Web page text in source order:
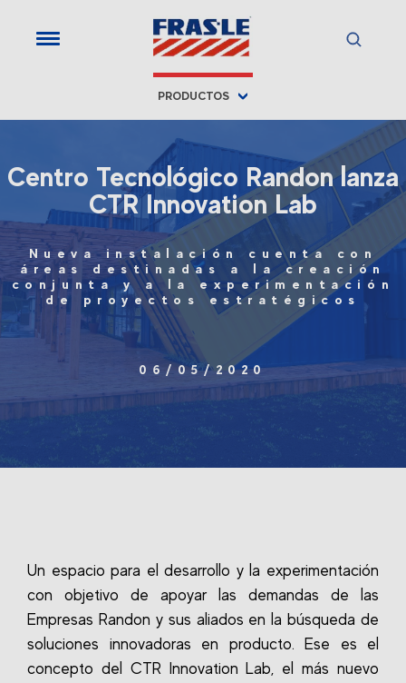
PRODUCTOS
Centro Tecnológico Randon lanza
CTR Innovation Lab
Nueva instalación cuenta con
áreas destinadas a la creación
conjunta y a la experimentación
de proyectos estratégicos
06/05/2020
Un espacio para el desarrollo y la experimentación
con objetivo de apoyar las demandas de las
Empresas Randon y sus aliados en la búsqueda de
soluciones innovadoras en producto. Ese es el
concepto del CTR Innovation Lab, el más nuevo